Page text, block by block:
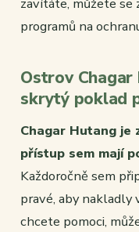
zavítáte, můžete se
programů na
Ostrov Chagar
skrytý poklad
Chagar Hutang je
přístup sem mají
Každoročně sem
pravé, aby nakladly
chcete pomoci,